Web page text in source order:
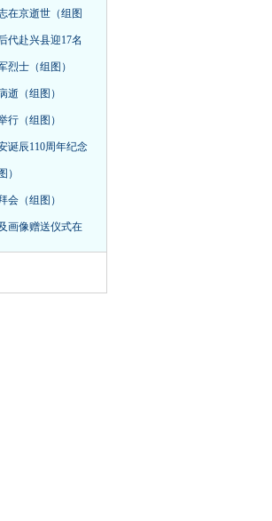
在京逝世（组图
代赴兴县迎17名
烈士（组图）
逝（组图）
行（组图）
诞辰110周年纪念
）
会（组图）
画像赠送仪式在